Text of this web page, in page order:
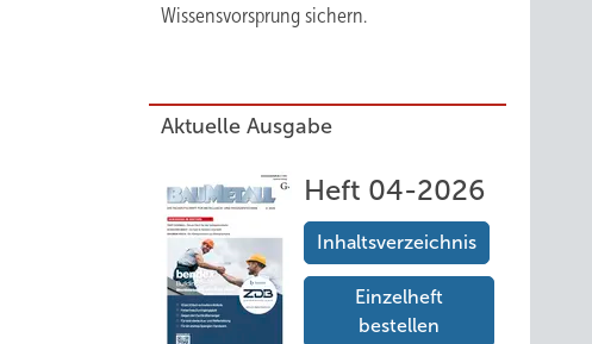
Wissensvorsprung sichern.
Aktuelle Ausgabe
Heft 04-2026
Inhaltsverzeichnis
Einzelheft
bestellen